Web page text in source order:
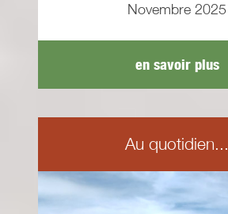
Novembre 2025
en savoir plus
Au quotidien...